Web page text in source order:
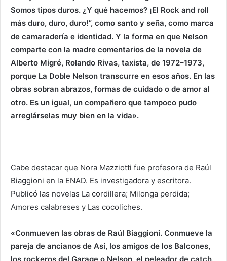
Somos tipos duros. ¿Y qué hacemos? ¡El Rock and roll
más duro, duro, duro!”, como santo y seña, como marca
de camaradería e identidad. Y la forma en que Nelson
comparte con la madre comentarios de la novela de
Alberto Migré, Rolando Rivas, taxista, de 1972–1973,
porque La Doble Nelson transcurre en esos años. En las
obras sobran abrazos, formas de cuidado o de amor al
otro. Es un igual, un compañero que tampoco pudo
arreglárselas muy bien en la vida».
Cabe destacar que Nora Mazziotti fue profesora de Raúl
Biaggioni en la ENAD. Es investigadora y escritora.
Publicó las novelas La cordillera; Milonga perdida;
Amores calabreses y Las cocoliches.
«Conmueven las obras de Raúl Biaggioni. Conmueve la
pareja de ancianos de Así, los amigos de los Balcones,